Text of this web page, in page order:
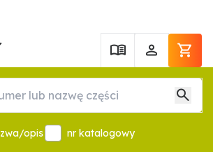
opis nr katalogowy